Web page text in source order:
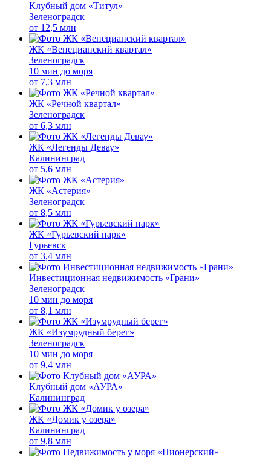
Клубный дом «Титул»
Зеленоградск
от 12,5 млн
ЖК «Венецианский квартал»
Зеленоградск
10 мин до моря
от 7,3 млн
ЖК «Речной квартал»
Зеленоградск
от 6,3 млн
ЖК «Легенды Девау»
Калининград
от 5,6 млн
ЖК «Астерия»
Зеленоградск
от 8,5 млн
ЖК «Гурьевский парк»
Гурьевск
от 3,4 млн
Инвестиционная недвижимость «Грани»
Зеленоградск
10 мин до моря
от 8,1 млн
ЖК «Изумрудный берег»
Зеленоградск
10 мин до моря
от 9,4 млн
Клубный дом «АУРА»
Калининград
ЖК «Домик у озера»
Калининград
от 9,8 млн